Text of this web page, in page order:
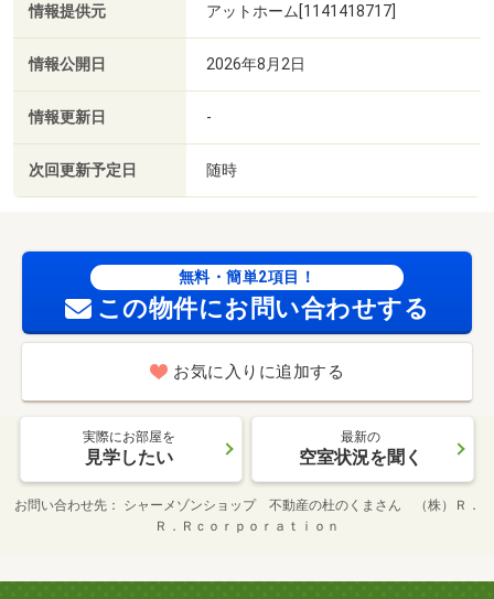
情報提供元 アットホーム[1141418717]
情報公開日 2026年8月2日
情報更新日 -
次回更新予定日 随時
無料・簡単2項目！
この物件にお問い合わせする
お気に入りに追加する
実際にお部屋を
見学したい
最新の
空室状況を聞く
お問い合わせ先
シャーメゾンショップ 不動産の杜のくまさん （株）Ｒ．
Ｒ．Ｒｃｏｒｐｏｒａｔｉｏｎ